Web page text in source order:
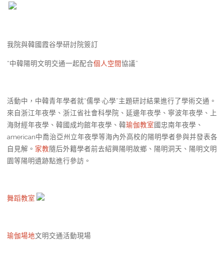
我院與韓國霞谷學研討院簽訂
“中韓陽明文明交通一起配合個人空間協議”
活動中，中韓青年學者就“儒學·心學”主題研討結果進行了學術交通。
來自浙江年夜學、浙江省社會科學院、延邊年夜學、寧波年夜學、上
海財經年夜學、韓國成均館年夜學、韓瑜伽教室國忠南年夜學、
american中喬治亞州立年夜學等海內外高校的陽明學者參與并發表各
自見解。 家教隨后外籍學者前去紹興陽明故鄉、陽明洞天、陽明文明
園等陽明遺跡點進行參訪。
舞蹈教室
瑜伽場地文明交通活動現場